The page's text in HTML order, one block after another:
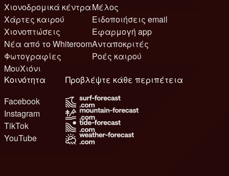
Χιονοδρομικά κέντρα
Χάρτες καιρού
Χιονοπτώσεις
Νέα από το Whiteroom
Φωτογραφίες
ΜουΧιόνι
Μέλος
Ειδοποιήσεις email
Εφαρμογή app
Ανταποκριτές
Ροές καιρού
Κοινότητα
Facebook
Instagram
TikTok
YouTube
Προβλέψτε κάθε περιπέτεια